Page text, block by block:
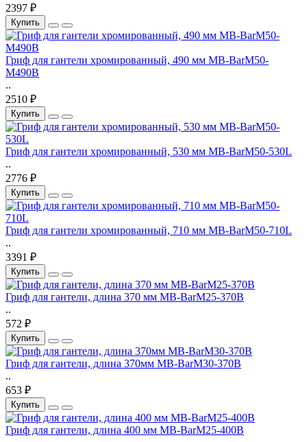
2397 ₽
Купить
Гриф для гантели хромированный, 490 мм MB-BarM50-
M490B
..
2510 ₽
Купить
Гриф для гантели хромированный, 530 мм MB-BarM50-530L
..
2776 ₽
Купить
Гриф для гантели хромированный, 710 мм MB-BarM50-710L
..
3391 ₽
Купить
Гриф для гантели, длина 370 мм MB-BarM25-370B
..
572 ₽
Купить
Гриф для гантели, длина 370мм MB-BarM30-370В
..
653 ₽
Купить
Гриф для гантели, длина 400 мм MB-BarM25-400B